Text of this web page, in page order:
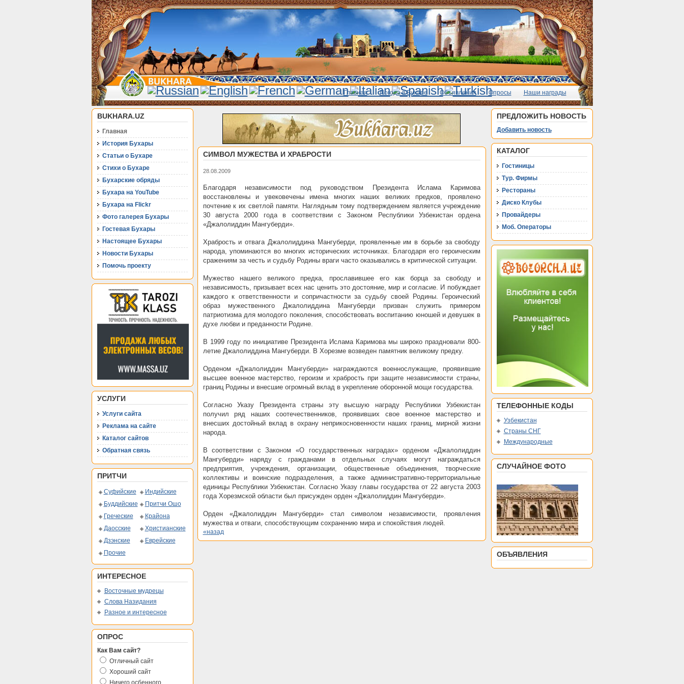
Главная Погода в Бухаре Объявления Опросы Наши награды
BUKHARA.UZ
Главная
История Бухары
Статьи о Бухаре
Стихи о Бухаре
Бухарские обряды
Бухара на YouTube
Бухара на Flickr
Фото галерея Бухары
Гостевая Бухары
Настоящее Бухары
Новости Бухары
Помочь проекту
УСЛУГИ
Услуги сайта
Реклама на сайте
Каталог сайтов
Обратная связь
ПРИТЧИ
Суфийские
Индийские
Буддийские
Притчи Ошо
Греческие
Крайона
Даосские
Христианские
Дзэнские
Еврейские
Прочие
ИНТЕРЕСНОЕ
Восточные мудрецы
Слова Назидания
Разное и интересное
ОПРОС
Как Вам сайт?
Отличный сайт
Хороший сайт
Ничего осбенного
СИМВОЛ МУЖЕСТВА И ХРАБРОСТИ
28.08.2009
Благодаря независимости под руководством Президента Ислама Каримова
восстановлены и увековечены имена многих наших великих предков, проявлено
почтение к их светлой памяти. Наглядным тому подтверждением является учреждение
30 августа 2000 года в соответствии с Законом Республики Узбекистан ордена
«Джалолиддин Мангуберди».
Храбрость и отвага Джалолиддина Мангуберди, проявленные им в борьбе за свободу
народа, упоминаются во многих исторических источниках. Благодаря его героическим
сражениям за честь и судьбу Родины враги часто оказывались в критической ситуации.
Мужество нашего великого предка, прославившее его как борца за свободу и
независимость, призывает всех нас ценить это достояние, мир и согласие. И побуждает
каждого к ответственности и сопричастности за судьбу своей Родины. Героический
образ мужественного Джалолиддина Мангуберди призван служить примером
патриотизма для молодого поколения, способствовать воспитанию юношей и девушек в
духе любви и преданности Родине.
В 1999 году по инициативе Президента Ислама Каримова мы широко праздновали 800-
летие Джалолиддина Мангуберди. В Хорезме возведен памятник великому предку.
Орденом «Джалолиддин Мангуберди» награждаются военнослужащие, проявившие
высшее военное мастерство, героизм и храбрость при защите независимости страны,
границ Родины и внесшие огромный вклад в укрепление оборонной мощи государства.
Согласно Указу Президента страны эту высшую награду Республики Узбекистан
получил ряд наших соотечественников, проявивших свое военное мастерство и
внесших достойный вклад в охрану неприкосновенности наших границ, мирной жизни
народа.
В соответствии с Законом «О государственных наградах» орденом «Джалолиддин
Мангуберди» наряду с гражданами в отдельных случаях могут награждаться
предприятия, учреждения, организации, общественные объединения, творческие
коллективы и воинские подразделения, а также административно-территориальные
единицы Республики Узбекистан. Согласно Указу главы государства от 22 августа 2003
года Хорезмской области был присужден орден «Джалолиддин Мангуберди».
Орден «Джалолиддин Мангуберди» стал символом независимости, проявления
мужества и отваги, способствующим сохранению мира и спокойствия людей.
«назад
ПРЕДЛОЖИТЬ НОВОСТЬ
Добавить новость
КАТАЛОГ
Гостиницы
Тур. Фирмы
Рестораны
Диско Клубы
Провайдеры
Моб. Операторы
ТЕЛЕФОННЫЕ КОДЫ
Узбекистан
Страны СНГ
Международные
СЛУЧАЙНОЕ ФОТО
ОБЪЯВЛЕНИЯ